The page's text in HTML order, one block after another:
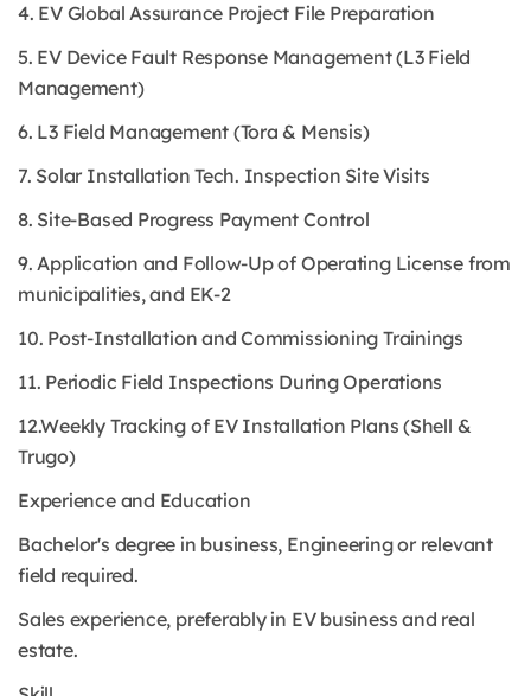
4. EV Global Assurance Project File Preparation
5. EV Device Fault Response Management (L3 Field
Management)
6. L3 Field Management (Tora & Mensis)
7. Solar Installation Tech. Inspection Site Visits
8. Site-Based Progress Payment Control
9. Application and Follow-Up of Operating License from
municipalities, and EK-2
10. Post-Installation and Commissioning Trainings
11. Periodic Field Inspections During Operations
12.Weekly Tracking of EV Installation Plans (Shell &
Trugo)
Experience and Education
Bachelor's degree in business, Engineering or relevant
field required.
Sales experience, preferably in EV business and real
estate.